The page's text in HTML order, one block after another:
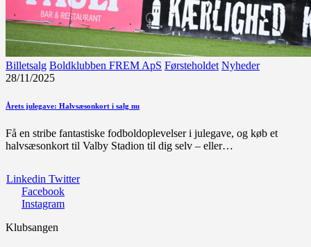
Billetsalg Boldklubben FREM ApS Førsteholdet Nyheder
28/11/2025
Årets julegave: Halvsæsonkort i salg nu
Få en stribe fantastiske fodboldoplevelser i julegave, og køb et
halvsæsonkort til Valby Stadion til dig selv – eller…
Linkedin Twitter
Facebook
Instagram
Klubsangen